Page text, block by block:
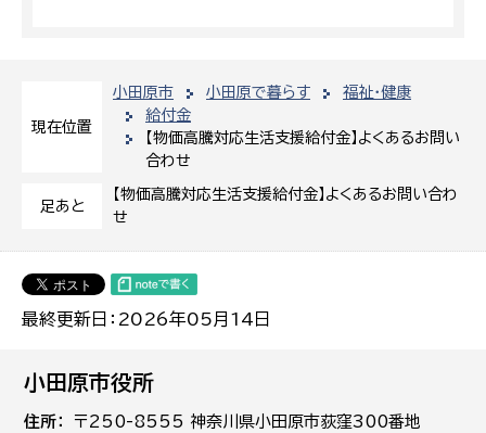
現在位置
小田原市 小田原で暮らす
福祉・健康
給付金
【物価高騰対応生活支援給付金】よくあるお問い
合わせ
足あと
【物価高騰対応生活支援給付金】よくあるお問い合わ
せ
最終更新日：2026年05月14日
小田原市役所
住所
〒250-8555 神奈川県小田原市荻窪300番地